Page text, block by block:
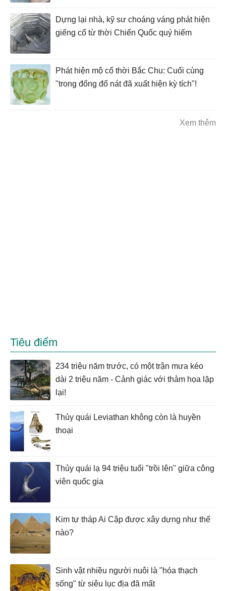
Dựng lại nhà, kỹ sư choáng váng phát hiện
giếng cổ từ thời Chiến Quốc quý hiếm
Phát hiện mộ cổ thời Bắc Chu: Cuối cùng
"trong đống đổ nát đã xuất hiện kỳ tích"!
Xem thêm
Tiêu điểm
234 triệu năm trước, có một trận mưa kéo
dài 2 triệu năm - Cảnh giác với thảm họa lặp
lại!
Thủy quái Leviathan không còn là huyền
thoại
Thủy quái lạ 94 triệu tuổi "trồi lên" giữa công
viên quốc gia
Kim tự tháp Ai Cập được xây dựng như thế
nào?
Sinh vật nhiều người nuôi là "hóa thạch
sống" từ siêu lục địa đã mất